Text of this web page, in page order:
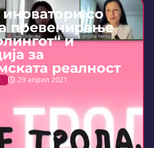
со
превенирање
и
за
реалност
29 април 2021